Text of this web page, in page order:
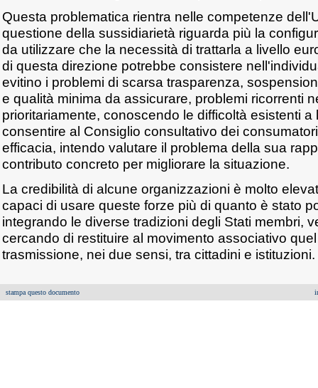
Questa problematica rientra nelle competenze
questione della sussidiarietà riguarda più la
da utilizzare che la necessità di trattarla a livello
di questa direzione potrebbe consistere
evitino i problemi di scarsa trasparenza,
e qualità minima da assicurare, problemi ricorrenti
prioritariamente, conoscendo le difficoltà esistenti a
consentire al Consiglio consultativo dei
efficacia, intendo valutare il problema della sua
contributo concreto per migliorare la situazione.
La credibilità di alcune organizzazioni è molto
capaci di usare queste forze più di quanto è stato
integrando le diverse tradizioni degli Stati membri,
cercando di restituire al movimento associativo
trasmissione, nei due sensi, tra cittadini e istituzioni.
stampa questo documento